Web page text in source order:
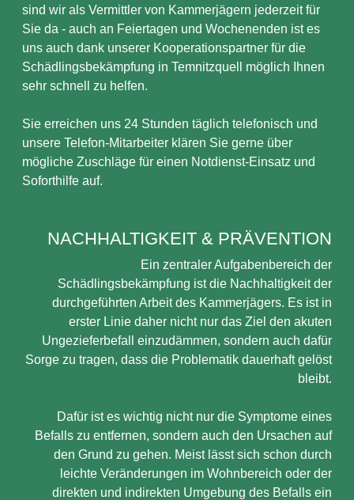
sind wir als Vermittler von Kammerjägern jederzeit für
Sie da - auch an Feiertagen und Wochenenden ist es
uns auch dank unserer Kooperationspartner für die
Schädlingsbekämpfung in Temnitzquell möglich Ihnen
sehr schnell zu helfen.
Sie erreichen uns 24 Stunden täglich telefonisch und
unsere Telefon-Mitarbeiter klären Sie gerne über
mögliche Zuschläge für einen Notdienst-Einsatz und
Soforthilfe auf.
NACHHALTIGKEIT & PRÄVENTION
Ein zentraler Aufgabenbereich der
Schädlingsbekämpfung ist die Nachhaltigkeit der
durchgeführten Arbeit des Kammerjägers. Es ist in
erster Linie daher nicht nur das Ziel den akuten
Ungezieferbefall einzudämmen, sondern auch dafür
Sorge zu tragen, dass die Problematik dauerhaft gelöst
bleibt.
Dafür ist es wichtig nicht nur die Symptome eines
Befalls zu entfernen, sondern auch den Ursachen auf
den Grund zu gehen. Meist lässt sich schon durch
leichte Veränderungen im Wohnbereich oder der
direkten und indirekten Umgebung des Befalls ein